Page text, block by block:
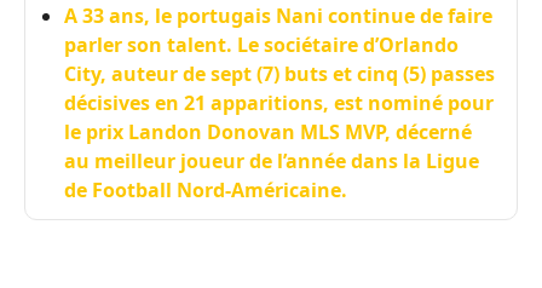
A 33 ans, le portugais Nani continue de faire
parler son talent. Le sociétaire d’Orlando
City, auteur de sept (7) buts et cinq (5) passes
décisives en 21 apparitions, est nominé pour
le prix Landon Donovan MLS MVP, décerné
au meilleur joueur de l’année dans la Ligue
de Football Nord-Américaine.